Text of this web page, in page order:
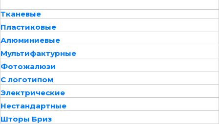
Тканевые
Пластиковые
Алюминиевые
Мультифактурные
Фотожалюзи
С логотипом
Электрические
Нестандартные
Шторы Бриз